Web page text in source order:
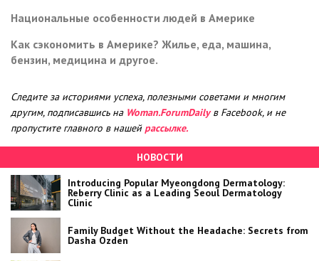
Национальные особенности людей в Америке
Как сэкономить в Америке? Жилье, еда, машина,
бензин, медицина и другое.
Следите за историями успеха, полезными советами и многим
другим, подписавшись на Woman.ForumDailyв Facebook, и не
пропустите главного в нашей рассылке.
НОВОСТИ
Introducing Popular Myeongdong Dermatology:
Reberry Clinic as a Leading Seoul Dermatology
Clinic
Family Budget Without the Headache: Secrets from
Dasha Ozden